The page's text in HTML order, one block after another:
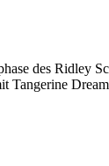
des Ridley
Tangerine